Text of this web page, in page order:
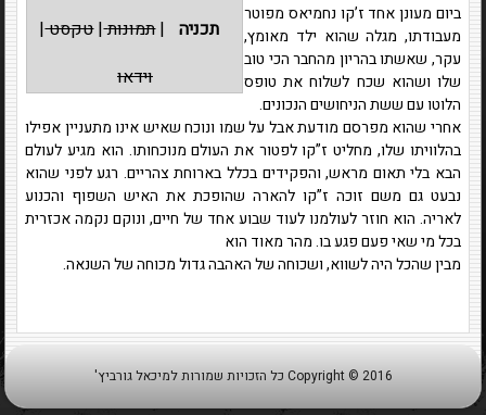
תכניה |תמונות|טקסט|
וידאו
ביום מעונן אחד ז’קו נחמיאס מפוטר
מעבודתו, מגלה שהוא ילד מאומץ,
עקר, שאשתו בהריון מהחבר הכי טוב
שלו ושהוא שכח לשלוח את טופס
הלוטו עם ששת הניחושים הנכונים.
אחרי שהוא מפרסם מודעת אבל על שמו ונוכח שאיש אינו מתעניין אפילו
בהלוויתו שלו, מחליט ז”קו לפטור את העולם מנוכחותו. הוא מגיע לעולם
הבא בלי תאום מראש, והפקידים בכלל בארוחת צהריים. רגע לפני שהוא
נבעט גם משם זוכה ז”קו להארה שהופכת את האיש השפוף והכנוע
לאריה. הוא חוזר לעולמנו לעוד שבוע אחד של חיים, ונוקם נקמה אכזרית
בכל מי שאי פעם פגע בו. מהר מאוד הוא
מבין שהכל היה לשווא, ושכוחה של האהבה גדול מכוחה של השנאה.
Copyright © 2016 כל הזכויות שמורות למיכאל גורביץ'